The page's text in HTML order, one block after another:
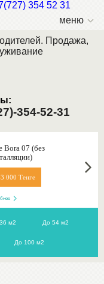
354 52 31
меню
Продажа,
354-52-31
Bora 07 (без
000 Тенге
м2 До 54 м2
До 100 м2